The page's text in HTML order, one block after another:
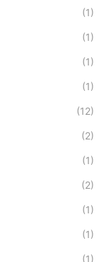
(1)
(1)
(1)
(1)
(12)
(2)
(1)
(2)
(1)
(1)
(1)